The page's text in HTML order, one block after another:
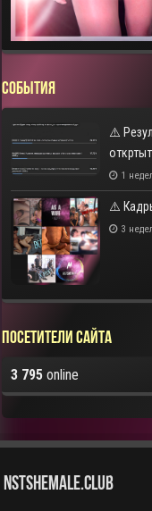
СОБЫТИЯ
⚠️
1
⚠️
3
Посетители сайта
3 795 online
NstShemale.Club